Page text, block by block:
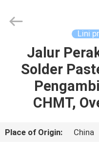
RUMAH
PRODUK
TECHNOLOGY
LIMITED.
Lini
Jalur
Solder
CHMT,
Place of Origin:
China